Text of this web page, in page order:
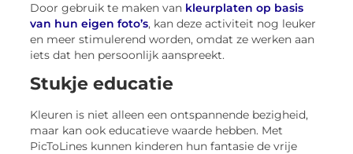
Door gebruik te maken van kleurplaten op basis
van hun eigen foto’s, kan deze activiteit nog leuker
en meer stimulerend worden, omdat ze werken aan
iets dat hen persoonlijk aanspreekt.
Stukje educatie
Kleuren is niet alleen een ontspannende bezigheid,
maar kan ook educatieve waarde hebben. Met
PicToLines kunnen kinderen hun fantasie de vrije